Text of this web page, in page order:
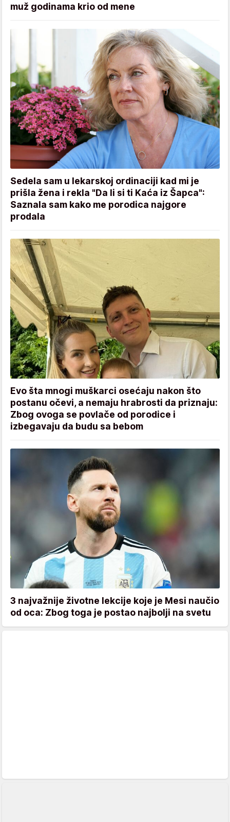
muž godinama krio od mene
Sedela sam u lekarskoj ordinaciji kad mi je
prišla žena i rekla "Da li si ti Kaća iz Šapca":
Saznala sam kako me porodica najgore
prodala
Evo šta mnogi muškarci osećaju nakon što
postanu očevi, a nemaju hrabrosti da priznaju:
Zbog ovoga se povlače od porodice i
izbegavaju da budu sa bebom
3 najvažnije životne lekcije koje je Mesi naučio
od oca: Zbog toga je postao najbolji na svetu